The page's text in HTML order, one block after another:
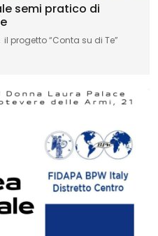
semi pratico di
progetto “Conta su di Te”